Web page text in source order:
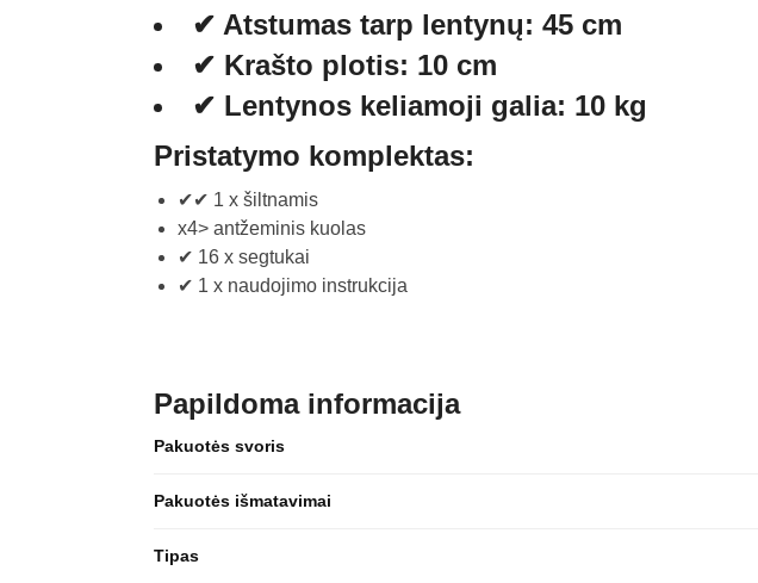
✔ Atstumas tarp lentynų: 45 cm
✔ Krašto plotis: 10 cm
✔ Lentynos keliamoji galia: 10 kg
Pristatymo komplektas:
✔✔ 1 x šiltnamis
x4> antžeminis kuolas
✔ 16 x segtukai
✔ 1 x naudojimo instrukcija
Papildoma informacija
Pakuotės svoris
Pakuotės išmatavimai
Tipas